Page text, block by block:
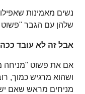
נשים מאמינות
שלהן עם הגבר "פשוט
אבל זה לא עובד
אם את פשוט "מניחה
ושהוא מרגיש כמוך,
מניחים מראש שאם יש